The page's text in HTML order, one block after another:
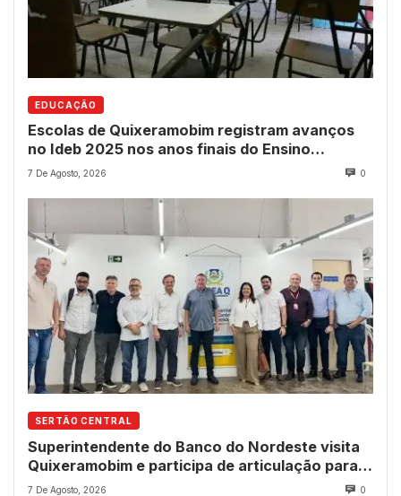
EDUCAÇÃO
Escolas de Quixeramobim registram avanços
no Ideb 2025 nos anos finais do Ensino
Fundamental
7 De Agosto, 2026 0
SERTÃO CENTRAL
Superintendente do Banco do Nordeste visita
Quixeramobim e participa de articulação para
avanço do futuro shopping
7 De Agosto, 2026 0